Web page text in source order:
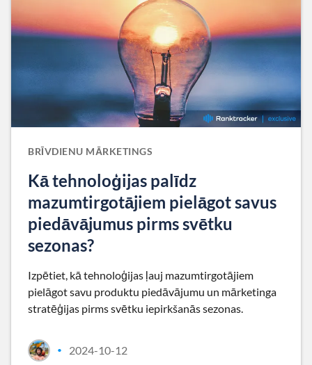
BRĪVDIENU MĀRKETINGS
Kā tehnoloģijas palīdz
mazumtirgotājiem pielāgot savus
piedāvājumus pirms svētku
sezonas?
Izpētiet, kā tehnoloģijas ļauj mazumtirgotājiem
pielāgot savu produktu piedāvājumu un mārketinga
stratēģijas pirms svētku iepirkšanās sezonas.
• 2024-10-12